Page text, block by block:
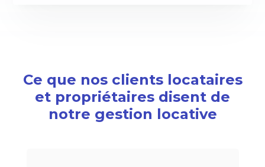
Ce que nos clients locataires
et propriétaires disent de
notre gestion locative